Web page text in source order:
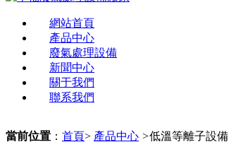
網站首頁
產品中心
廢氣處理設備
新聞中心
關于我們
聯系我們
當前位置 ： 首頁> 產品中心 >低溫等離子設備